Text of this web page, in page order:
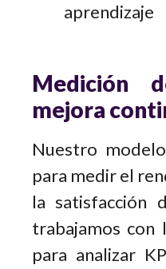
aprendizaje
Medición
mejora
Nuestro
para medir el
la satisfacción
trabajamos con
para analizar